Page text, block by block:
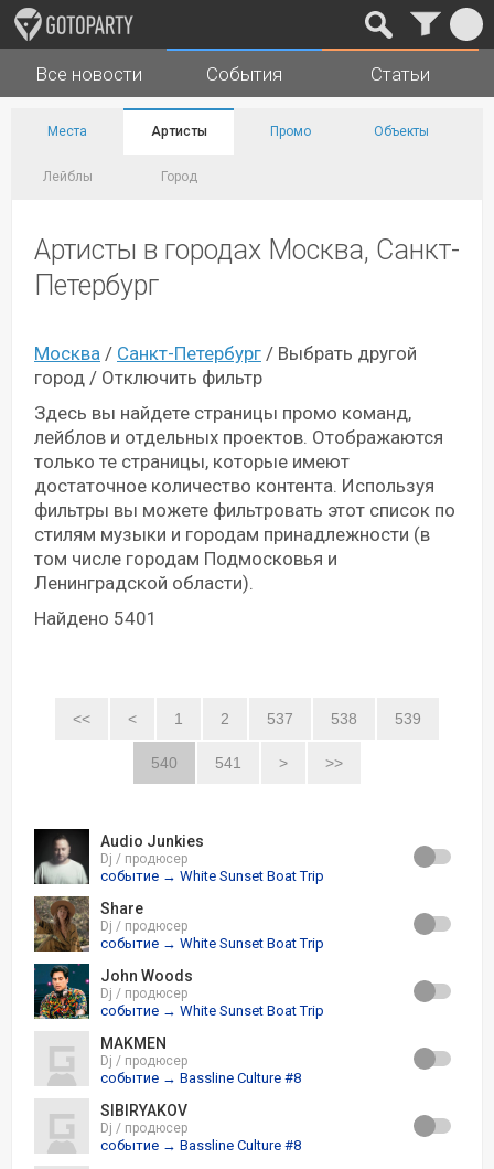
Города Музыка
Все новости События Статьи
Места Артисты Промо Объекты
Лейблы Город
Артисты в городах Москва, Санкт-
Петербург
Москва / Санкт-Петербург / Выбрать другой
город / Отключить фильтр
Здесь вы найдете страницы промо команд,
лейблов и отдельных проектов. Отображаются
только те страницы, которые имеют
достаточное количество контента. Используя
фильтры вы можете фильтровать этот список по
стилям музыки и городам принадлежности (в
том числе городам Подмосковья и
Ленинградской области).
Найдено 5401
<< < 1 2 537 538 539
540 541 > >>
Audio Junkies
Dj / продюсер
событие → White Sunset Boat Trip
Share
Dj / продюсер
событие → White Sunset Boat Trip
John Woods
Dj / продюсер
событие → White Sunset Boat Trip
MAKMEN
Dj / продюсер
событие → Bassline Culture #8
SIBIRYAKOV
Dj / продюсер
событие → Bassline Culture #8